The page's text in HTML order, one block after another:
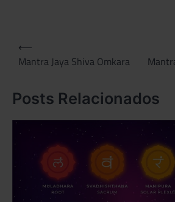
Navegação
de
⟵
Mantra Jaya Shiva Omkara
Posts Relacionados